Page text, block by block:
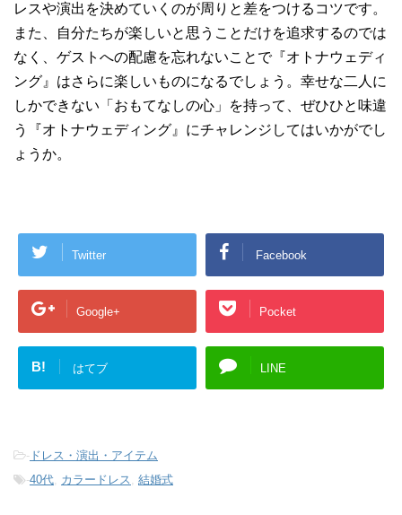
レスや演出を決めていくのが周りと差をつけるコツです。
また、自分たちが楽しいと思うことだけを追求するのでは
なく、ゲストへの配慮を忘れないことで『オトナウェディ
ング』はさらに楽しいものになるでしょう。幸せな二人に
しかできない「おもてなしの心」を持って、ぜひひと味違
う『オトナウェディング』にチャレンジしてはいかがでし
ょうか。
Twitter Facebook
Google+ Pocket
B! はてブ LINE
- ドレス・演出・アイテム
-40代, カラードレス, 結婚式